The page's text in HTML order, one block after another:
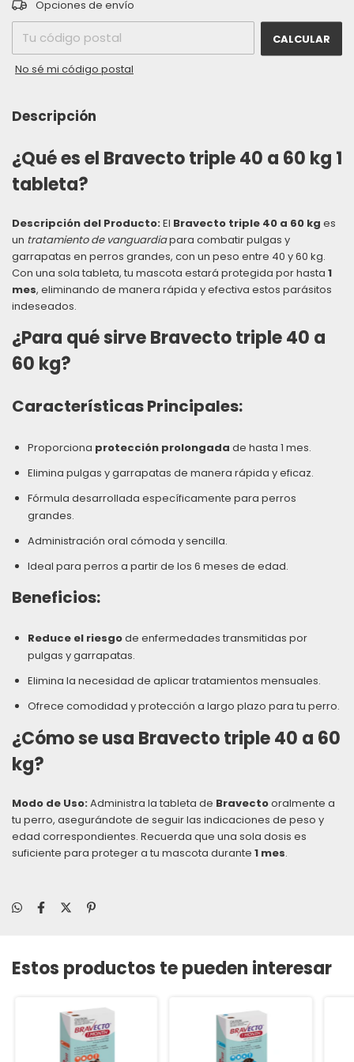
Opciones de envío
CALCULAR
No sé mi código postal
Descripción
¿Qué es el Bravecto triple 40 a 60 kg 1
tableta?
Descripción del Producto:El Bravecto triple 40 a 60 kg es
un tratamiento de vanguardiapara combatir pulgas y
garrapatas en perros grandes, con un peso entre 40 y 60 kg.
Con una sola tableta, tu mascota estará protegida por hasta 1
mes, eliminando de manera rápida y efectiva estos parásitos
indeseados.
¿Para qué sirveBravecto triple 40 a
60 kg?
Características Principales:
Proporciona protección prolongada de hasta 1 mes.
Elimina pulgas y garrapatas de manera rápida y eficaz.
Fórmula desarrollada específicamente para perros
grandes.
Administración oral cómoda y sencilla.
Ideal para perros a partir de los 6 meses de edad.
Beneficios:
Reduce el riesgode enfermedades transmitidas por
pulgas y garrapatas.
Elimina la necesidad de aplicar tratamientos mensuales.
Ofrece comodidad y protección a largo plazo para tu perro.
¿Cómo se usa Bravecto triple 40 a 60
kg?
Modo de Uso:Administra la tableta de Bravectooralmente a
tu perro, asegurándote de seguir las indicaciones de peso y
edad correspondientes. Recuerda que una sola dosis es
suficiente para proteger a tu mascota durante 1 mes.
Estos productos te pueden interesar